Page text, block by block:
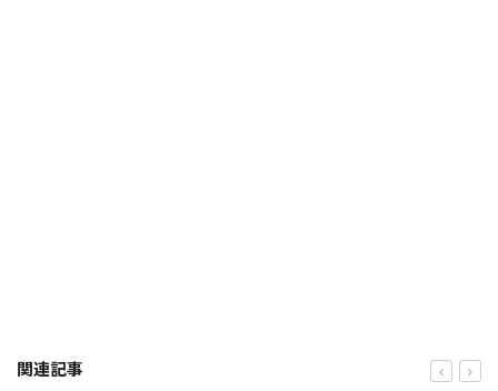
関連記事